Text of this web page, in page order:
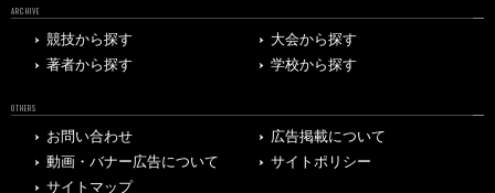
ARCHIVE
競技から探す
大会から探す
著者から探す
学校から探す
OTHERS
お問い合わせ
広告掲載について
動画・バナー広告について
サイトポリシー
サイトマップ